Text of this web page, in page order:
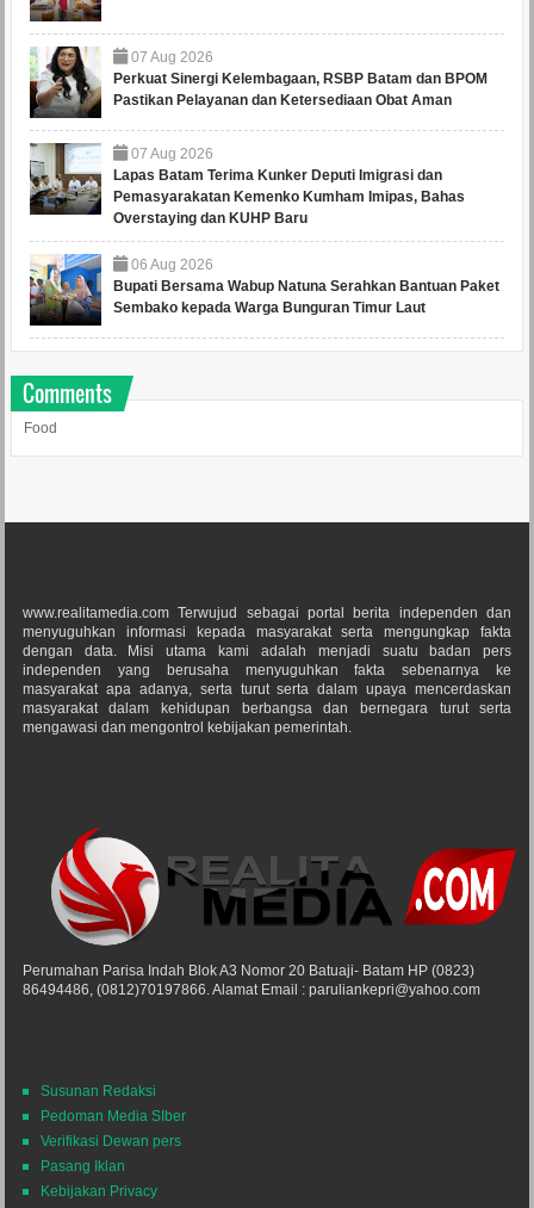
07 Aug 2026
Perkuat Sinergi Kelembagaan, RSBP Batam dan BPOM
Pastikan Pelayanan dan Ketersediaan Obat Aman
07 Aug 2026
Lapas Batam Terima Kunker Deputi Imigrasi dan
Pemasyarakatan Kemenko Kumham Imipas, Bahas
Overstaying dan KUHP Baru
06 Aug 2026
Bupati Bersama Wabup Natuna Serahkan Bantuan Paket
Sembako kepada Warga Bunguran Timur Laut
Comments
Food
www.realitamedia.com Terwujud sebagai portal berita independen dan
menyuguhkan informasi kepada masyarakat serta mengungkap fakta
dengan data. Misi utama kami adalah menjadi suatu badan pers
independen yang berusaha menyuguhkan fakta sebenarnya ke
masyarakat apa adanya, serta turut serta dalam upaya mencerdaskan
masyarakat dalam kehidupan berbangsa dan bernegara turut serta
mengawasi dan mengontrol kebijakan pemerintah.
Perumahan Parisa Indah Blok A3 Nomor 20 Batuaji- Batam HP (0823)
86494486, (0812)70197866. Alamat Email : paruliankepri@yahoo.com
Susunan Redaksi
Pedoman Media SIber
Verifikasi Dewan pers
Pasang Iklan
Kebijakan Privacy